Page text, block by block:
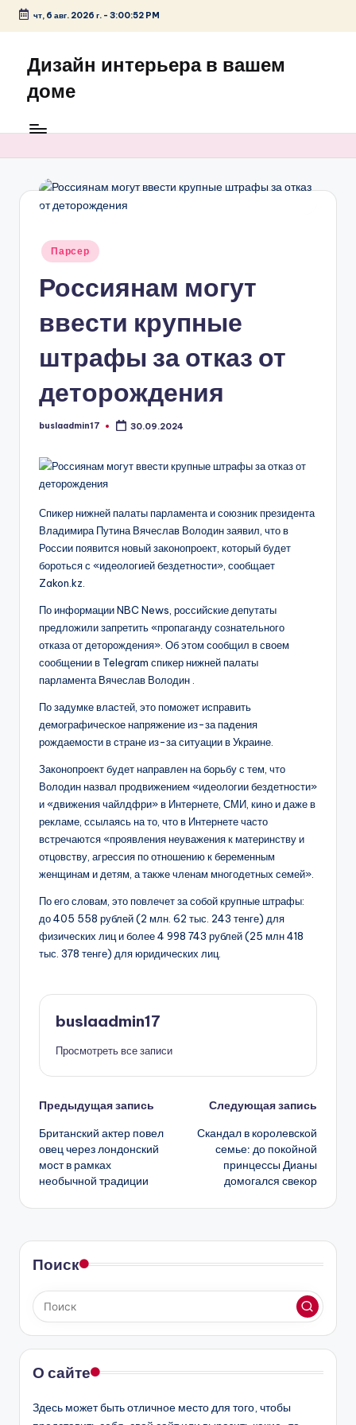
Перейти
содержимому
чт, 6 авг. 2026 г.- 3:00:52 PM
Дизайн интерьера в вашем
доме
Опубликовано
Парсер
Россиянам могут
ввести крупные
штрафы за отказ от
деторождения
Запись
buslaadmin17 30.09.2024
Спикер нижней палаты парламента и союзник президента
Владимира Путина Вячеслав Володин заявил, что в
России появится новый законопроект, который будет
бороться с «идеологией бездетности», сообщает
Zakon.kz.
По информации NBC News, российские депутаты
предложили запретить «пропаганду сознательного
отказа от деторождения». Об этом сообщил в своем
сообщении в Telegram спикер нижней палаты
парламента Вячеслав Володин .
По задумке властей, это поможет исправить
демографическое напряжение из-за падения
рождаемости в стране из-за ситуации в Украине.
Законопроект будет направлен на борьбу с тем, что
Володин назвал продвижением «идеологии бездетности»
и «движения чайлдфри» в Интернете, СМИ, кино и даже в
рекламе, ссылаясь на то, что в Интернете часто
встречаются «проявления неуважения к материнству и
отцовству, агрессия по отношению к беременным
женщинам и детям, а также членам многодетных семей».
По его словам, это повлечет за собой крупные штрафы:
до 405 558 рублей (2 млн. 62 тыс. 243 тенге) для
физических лиц и более 4 998 743 рублей (25 млн 418
тыс. 378 тенге) для юридических лиц.
buslaadmin17
Просмотреть все записи
Навигация
записи
Предыдущая запись
Британский актер повел
овец через лондонский
мост в рамках
необычной традиции
Следующая запись
Скандал в королевской
семье: до покойной
принцессы Дианы
домогался свекор
Поиск
О сайте
Здесь может быть отличное место для того, чтобы